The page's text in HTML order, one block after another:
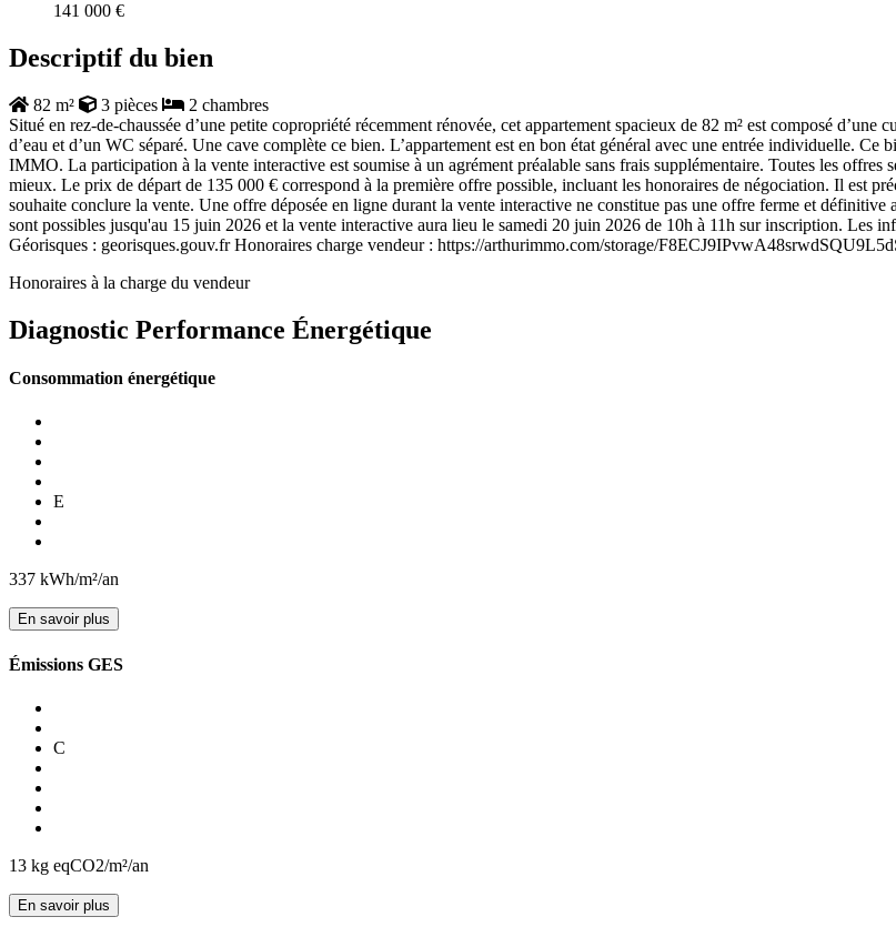
141 000 €
Descriptif du bien
82 m² 3 pièces
2 chambres
Situé en rez-de-chaussée d’une petite copropriété récemment rénovée, cet appartement spacieux de 82 m² est composé
d’eau et d’un WC séparé. Une cave complète ce bien. L’appartement est en bon état général avec une entrée individuelle.
IMMO. La participation à la vente interactive est soumise à un agrément préalable sans frais supplémentaire. Toutes les
mieux. Le prix de départ de 135 000 € correspond à la première offre possible, incluant les honoraires de négociation. Il est
souhaite conclure la vente. Une offre déposée en ligne durant la vente interactive ne constitue pas une offre ferme et
sont possibles jusqu'au 15 juin 2026 et la vente interactive aura lieu le samedi 20 juin 2026 de 10h à 11h sur inscription. Les
Géorisques : georisques.gouv.fr Honoraires charge vendeur : https://arthurimmo.com/storage/
Honoraires à la charge du vendeur
Diagnostic Performance Énergétique
Consommation énergétique
E
337 kWh/m²/an
En savoir plus
Émissions GES
C
13 kg eqCO2/m²/an
En savoir plus